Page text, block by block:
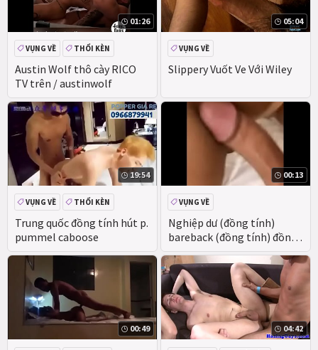
01:26
Austin Wolf thô cày RICO
TV trên / austinwolf
VỤNG VỀ
THỔI KÈN
HẬU MÔN
05:04
Slippery Vuốt Ve Với Wiley
VỤNG VỀ
19:54
Trung quốc đồng tính hút p.
pummel caboose
VỤNG VỀ
THỔI KÈN
HẬU MÔN
00:13
Nghiệp dư (đồng tính)
bareback (đồng tính) đồng
tính
VỤNG VỀ
00:49 04:42